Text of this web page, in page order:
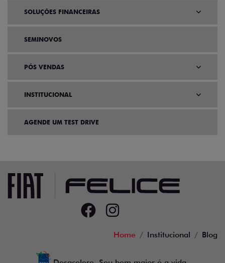
SOLUÇÕES FINANCEIRAS
SEMINOVOS
PÓS VENDAS
INSTITUCIONAL
AGENDE UM TEST DRIVE
Home Institucional Blog